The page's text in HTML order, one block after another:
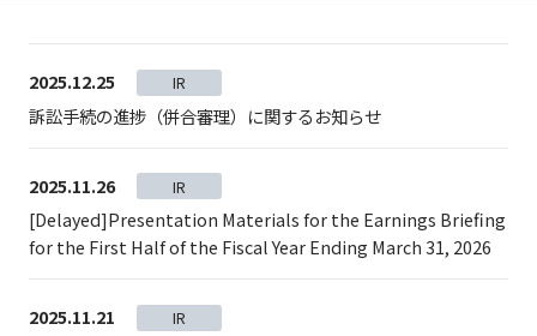
2025.12.25 IR
訴訟手続の進捗（併合審理）に関するお知らせ
2025.11.26 IR
[Delayed]Presentation Materials for the Earnings Briefing
for the First Half of the Fiscal Year Ending March 31, 2026
2025.11.21 IR